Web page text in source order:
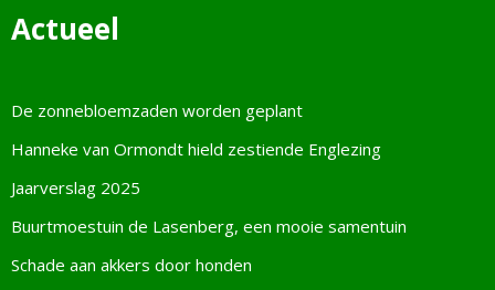
Actueel
De zonnebloemzaden worden geplant
Hanneke van Ormondt hield zestiende Englezing
Jaarverslag 2025
Buurtmoestuin de Lasenberg, een mooie samentuin
Schade aan akkers door honden